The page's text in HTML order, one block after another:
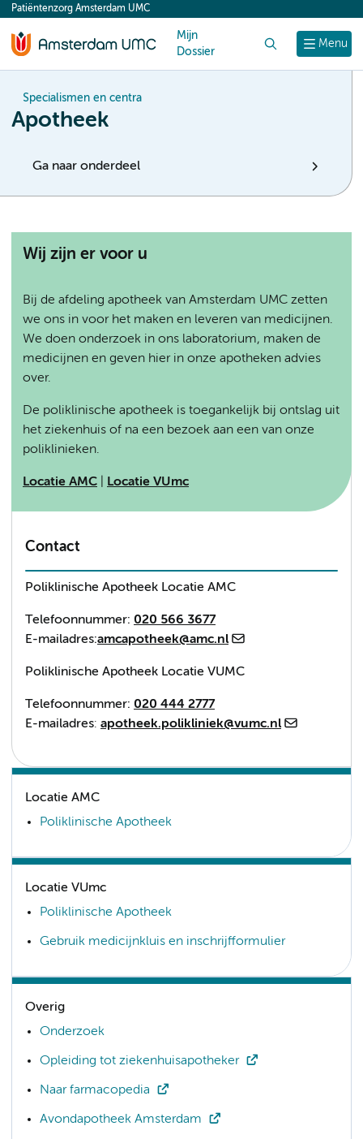
content
Menu
Patiëntenzorg Amsterdam UMC
Mijn
Dossier
Specialismen en centra
Apotheek
Ga naar onderdeel
Wij zijn er voor u
Bij de afdeling apotheek van Amsterdam UMC zetten
we ons in voor het maken en leveren van medicijnen.
We doen onderzoek in ons laboratorium, maken de
medicijnen en geven hier in onze apotheken advies
over.
De poliklinische apotheek is toegankelijk bij ontslag uit
het ziekenhuis of na een bezoek aan een van onze
poliklinieken.
Locatie AMC Locatie VUmc
Contact
Poliklinische Apotheek Locatie AMC
Telefoonnummer: 020 566 3677
E-mailadres:amcapotheek@amc.nl
Poliklinische Apotheek Locatie VUMC
Telefoonnummer: 020 444 2777
E-mailadres: apotheek.polikliniek@vumc.nl
Locatie AMC
Poliklinische Apotheek
Locatie VUmc
Poliklinische Apotheek
Gebruik medicijnkluis en inschrijfformulier
Overig
Onderzoek
Opleiding tot ziekenhuisapotheker
Naar farmacopedia
Avondapotheek Amsterdam